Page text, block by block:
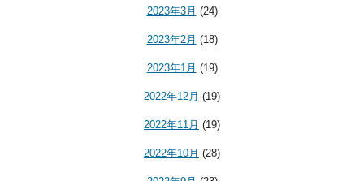
2023年3月 (24)
2023年2月 (18)
2023年1月 (19)
2022年12月 (19)
2022年11月 (19)
2022年10月 (28)